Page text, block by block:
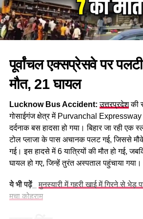
सबसे पहले जरूरी तारीखों को समझ लेते हैं,
मिस न करें:
आवेदन की अंतिम तिथि: 26 अप्रैल
फीस जमा और सुधार की अंतिम तिथि:
सिटी स्लिप जारी: 22 जून 2026
एडमिट कार्ड जारी: 30 जून 2026
👉 इसलिए, बेहतर होगा कि आप अंतिम तारीख
रहते आवेदन पूरा कर लें।
OTR (One Time
हुआ अनिवार्य
पूर्वांचल एक्सप्रेसवे पर
मौत, 21 घायल
Lucknow Bus Accident: उत्तरप्रदेशकी
गोसाईगंज क्षेत्र में Purvanchal Expressway
दर्दनाक बस हादसा हो गया। बिहार जा रही
टोल प्लाजा के पास अचानक पलट गई, जिससे
गई। इस हादसे में 6 यात्रियों की मौत हो गई,
घायल हो गए, जिन्हें तुरंत अस्पताल पहुंचाया गया।
ये भी पढ़ें_
मुनस्यारी में गहरी खाई में गिरने से भेड़
मचा कोहराम